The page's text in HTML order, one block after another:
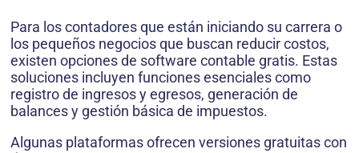
Para los contadores que están iniciando su carrera o
los pequeños negocios que buscan reducir costos,
existen opciones de software contable gratis. Estas
soluciones incluyen funciones esenciales como
registro de ingresos y egresos, generación de
balances y gestión básica de impuestos.
Algunas plataformas ofrecen versiones gratuitas con